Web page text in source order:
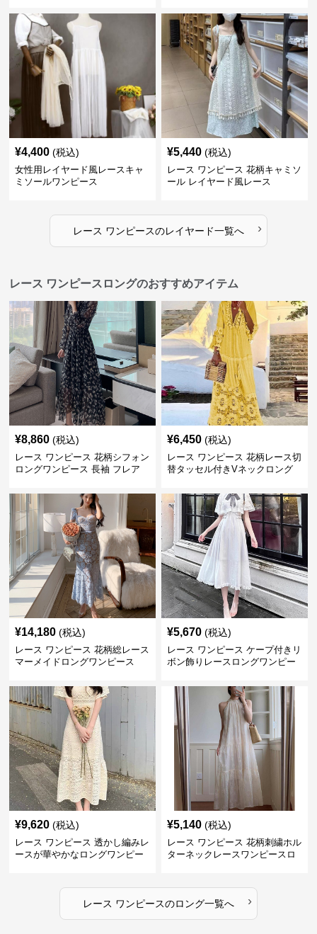
¥4,400 (税込)
女性用レイヤード風レースキャ
ミソールワンピース
¥5,440 (税込)
レース ワンピース 花柄キャミソ
ール レイヤード風レース
レース ワンピースのレイヤード一覧へ ›
レース ワンピースロングのおすすめアイテム
¥8,860 (税込)
レース ワンピース 花柄シフォン
ロングワンピース 長袖 フレア
¥6,450 (税込)
レース ワンピース 花柄レース切
替タッセル付きVネックロング
¥14,180 (税込)
レース ワンピース 花柄総レース
マーメイドロングワンピース
¥5,670 (税込)
レース ワンピース ケープ付きリ
ボン飾りレースロングワンピー
¥9,620 (税込)
レース ワンピース 透かし編みレ
ースが華やかなロングワンピー
¥5,140 (税込)
レース ワンピース 花柄刺繍ホル
ターネックレースワンピースロ
レース ワンピースのロング一覧へ ›